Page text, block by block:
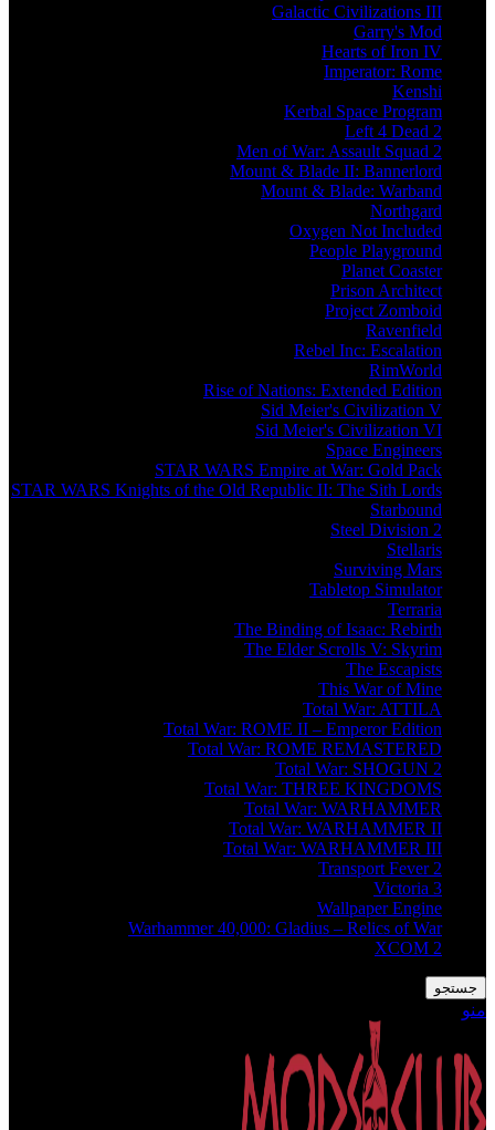
Galactic Civilizations III
Garry's Mod
Hearts of Iron IV
Imperator: Rome
Kenshi
Kerbal Space Program
Left 4 Dead 2
Men of War: Assault Squad 2
Mount & Blade II: Bannerlord
Mount & Blade: Warband
Northgard
Oxygen Not Included
People Playground
Planet Coaster
Prison Architect
Project Zomboid
Ravenfield
Rebel Inc: Escalation
RimWorld
Rise of Nations: Extended Edition
Sid Meier's Civilization V
Sid Meier's Civilization VI
Space Engineers
STAR WARS Empire at War: Gold Pack
STAR WARS Knights of the Old Republic II: The Sith Lords
Starbound
Steel Division 2
Stellaris
Surviving Mars
Tabletop Simulator
Terraria
The Binding of Isaac: Rebirth
The Elder Scrolls V: Skyrim
The Escapists
This War of Mine
Total War: ATTILA
Total War: ROME II – Emperor Edition
Total War: ROME REMASTERED
Total War: SHOGUN 2
Total War: THREE KINGDOMS
Total War: WARHAMMER
Total War: WARHAMMER II
Total War: WARHAMMER III
Transport Fever 2
Victoria 3
Wallpaper Engine
Warhammer 40,000: Gladius – Relics of War
XCOM 2
جستجو
منو